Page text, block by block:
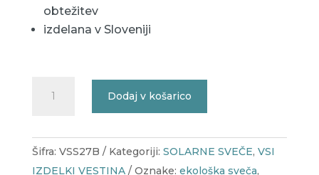
obtežitev
izdelana v Sloveniji
Viktorija
Dodaj v košarico
Šifra: VSS27B Kategoriji: SOLARNE SVEČE, VSI
IZDELKI VESTINA
Oznake: ekološka sveča,